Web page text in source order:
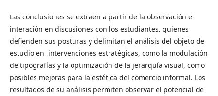
Las conclusiones se extraen a partir de la observación e
interación en discusiones con los estudiantes, quienes
defienden sus posturas y delimitan el análisis del objeto de
estudio en intervenciones estratégicas, como la modulación
de tipografías y la optimización de la jerarquía visual, como
posibles mejoras para la estética del comercio informal. Los
resultados de su análisis permiten observar el potencial de